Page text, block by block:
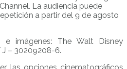
La audiencia puede
a partir del 9 de agosto
e imágenes: The Walt Disney
J – 30209208-6.